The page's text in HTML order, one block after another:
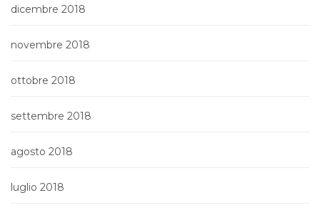
dicembre 2018
novembre 2018
ottobre 2018
settembre 2018
agosto 2018
luglio 2018